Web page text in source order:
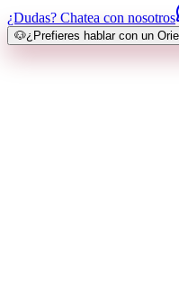
¿Dudas? Chatea con nosotros
🐶¿Prefieres hablar con un